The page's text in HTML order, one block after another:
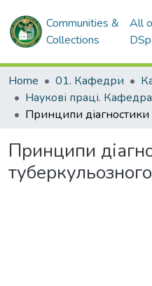
Communities &
Collections
All
Home 01. Кафедри
Принципи